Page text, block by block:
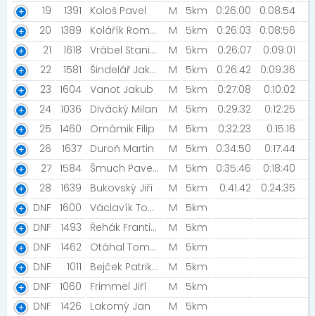
19
1391 Kološ Pavel M 5km 0:26:00
0:08:54
20
1389 Kolářík Roman M 5km 0:26:03
0:08:56
21
1618 Vrábel Stanislav [Sirod-Vrábel telekomunikace] M 5km 0:26:07
0:09:01
22
1581 Šindelář Jakub M 5km 0:26:42
0:09:36
23
1604 Vanot Jakub M 5km 0:27:08
0:10:02
24
1036 Divácký Milan M 5km 0:29:32
0:12:25
25
1460 Omámik Filip M 5km 0:32:23
0:15:16
26
1637 Duroň Martin M 5km 0:34:50
0:17:44
27 1584 Šmuch Pavel [Pro radost] M 5km 0:35:46
0:18:40
28
1639 Bukovský Jiří M 5km 0:41:42
0:24:35
DNF 1600 Václavík Tomáš [Brose Run] M
5km
DNF
1493 Řehák František M
5km
DNF
1462 Otáhal Tomáš M
5km
DNF
1011 Bejček Patrik [Mizuno Team] M
5km
DNF 1060 Frimmel Jiří M
5km
DNF
1426 Lakomý Jan M 5km